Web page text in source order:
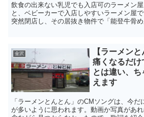
飲食の出来ない乳児でも入店可のラーメン
と、ベビーカーで入店しやすいラーメン屋
突然閉店し、その居抜き物件で「能登牛骨
金沢
【ラーメン
痛くなるだけ
とは違い、
えます
「ラーメンとんとん」のCMソングは、今だ
が多いように思われます。動画か写真があ